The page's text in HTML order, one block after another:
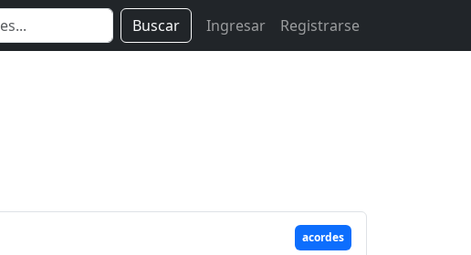
Buscar Ingresar Registrarse
acordes